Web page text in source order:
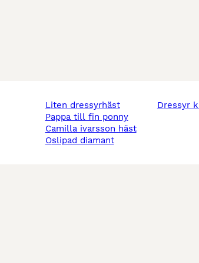
liten dressyrhäst
pappa till fin ponny
camilla ivarsson häst
oslipad diamant
dressyr